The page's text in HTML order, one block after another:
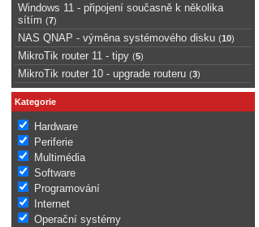
Windows 11 - připojení současně k několika
sítím (7)
NAS QNAP - výměna systémového disku (10)
MikroTik router 11 - tipy (5)
MikroTik router 10 - upgrade routeru (3)
Kategorie
Hardware
Periferie
Multimédia
Software
Programování
Internet
Operační systémy